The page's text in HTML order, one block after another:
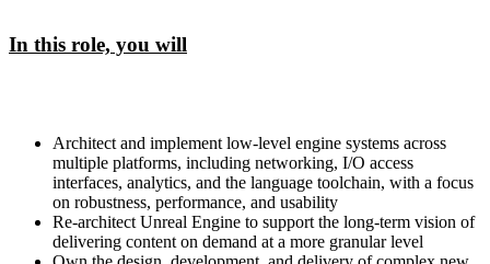
In this role, you will
Architect and implement low-level engine systems across
multiple platforms, including networking, I/O access
interfaces, analytics, and the language toolchain, with a focus
on robustness, performance, and usability
Re-architect Unreal Engine to support the long-term vision of
delivering content on demand at a more granular level